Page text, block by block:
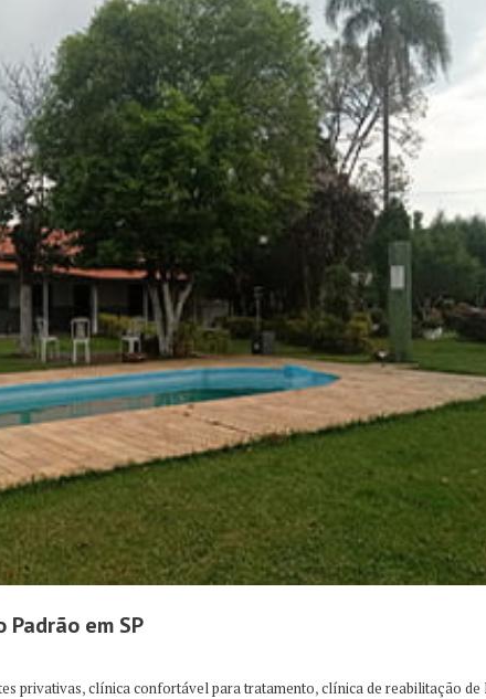
em SP
privativas,clínica confortável para tratamento,clínica de reabilitação de